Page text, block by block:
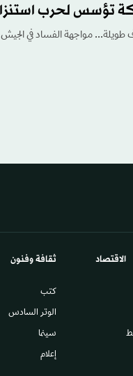
تؤسس لحرب
مواجهة الفساد في الجيش
الاقتصاد ثقافة وفنون
كتب
الوتر السادس​
سينما
إعلام